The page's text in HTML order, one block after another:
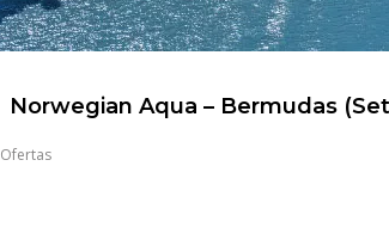
Norwegian Aqua – Bermudas
Ofertas